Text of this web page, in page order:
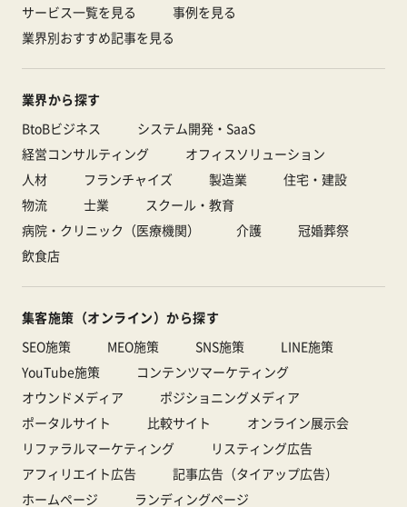
サービス一覧を見る
事例を見る
業界別おすすめ記事を見る
業界から探す
BtoBビジネス
システム開発・SaaS
経営コンサルティング
オフィスソリューション
人材
フランチャイズ 製造業
住宅・建設
物流
士業
スクール・教育
病院・クリニック（医療機関）
介護
冠婚葬祭
飲食店
集客施策（オンライン）から探す
SEO施策
MEO施策 SNS施策
LINE施策
YouTube施策
コンテンツマーケティング
オウンドメディア
ポジショニングメディア
ポータルサイト
比較サイト
オンライン展示会
リファラルマーケティング
リスティング広告
アフィリエイト広告
記事広告（タイアップ広告）
ホームページ
ランディングページ